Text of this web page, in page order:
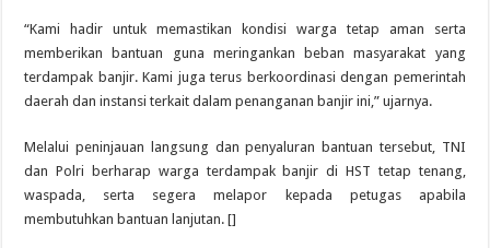
“Kami hadir untuk memastikan kondisi warga tetap aman serta
memberikan bantuan guna meringankan beban masyarakat yang
terdampak banjir. Kami juga terus berkoordinasi dengan pemerintah
daerah dan instansi terkait dalam penanganan banjir ini,” ujarnya.
Melalui peninjauan langsung dan penyaluran bantuan tersebut, TNI
dan Polri berharap warga terdampak banjir di HST tetap tenang,
waspada, serta segera melapor kepada petugas apabila
membutuhkan bantuan lanjutan. []